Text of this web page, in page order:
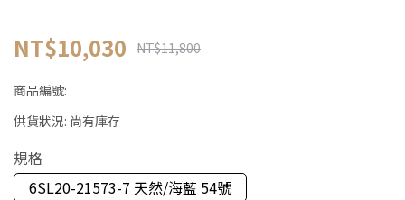
NT$10,030 NT$11,800
商品編號:
供貨狀況: 尚有庫存
規格
6SL20-21573-7 天然/海藍 54號